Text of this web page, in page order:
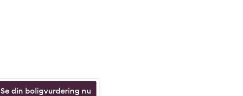
Se din boligvurdering nu